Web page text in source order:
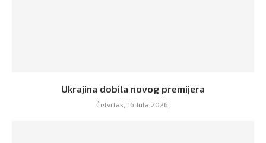
Ukrajina dobila novog premijera
Četvrtak, 16 Jula 2026,